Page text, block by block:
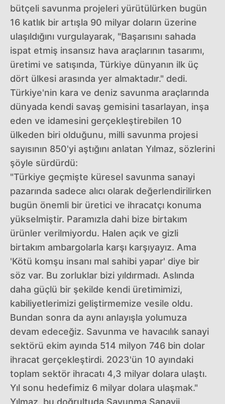
bütçeli savunma projeleri yürütülürken bugün
16 katlık bir artışla 90 milyar doların üzerine
ulaşıldığını vurgulayarak, "Başarısını sahada
ispat etmiş insansız hava araçlarının tasarımı,
üretimi ve satışında, Türkiye dünyanın ilk üç
dört ülkesi arasında yer almaktadır." dedi.
Türkiye'nin kara ve deniz savunma araçlarında
dünyada kendi savaş gemisini tasarlayan, inşa
eden ve idamesini gerçekleştirebilen 10
ülkeden biri olduğunu, milli savunma projesi
sayısının 850'yi aştığını anlatan Yılmaz, sözlerini
şöyle sürdürdü:
"Türkiye geçmişte küresel savunma sanayi
pazarında sadece alıcı olarak değerlendirilirken
bugün önemli bir üretici ve ihracatçı konuma
yükselmiştir. Paramızla dahi bize birtakım
ürünler verilmiyordu. Halen açık ve gizli
birtakım ambargolarla karşı karşıyayız. Ama
'Kötü komşu insanı mal sahibi yapar' diye bir
söz var. Bu zorluklar bizi yıldırmadı. Aslında
daha güçlü bir şekilde kendi üretimimizi,
kabiliyetlerimizi geliştirmemize vesile oldu.
Bundan sonra da aynı anlayışla yolumuza
devam edeceğiz. Savunma ve havacılık sanayi
sektörü ekim ayında 514 milyon 746 bin dolar
ihracat gerçekleştirdi. 2023'ün 10 ayındaki
toplam sektör ihracatı 4,3 milyar dolara ulaştı.
Yıl sonu hedefimiz 6 milyar dolara ulaşmak."
Yılmaz, bu doğrultuda Savunma Sanayii